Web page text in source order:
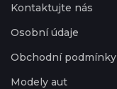
Kontaktujte nás
Osobní údaje
Obchodní podmínky
Modely aut